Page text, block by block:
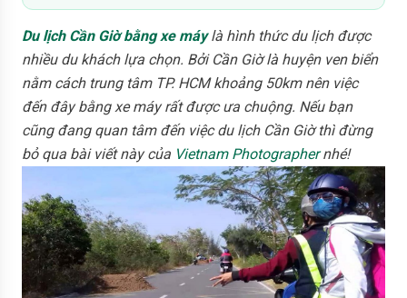
Du lịch Cần Giờ bằng xe máylà hình thức du lịch được
nhiều du khách lựa chọn. Bởi Cần Giờ là huyện ven biển
nằm cách trung tâm TP. HCM khoảng 50km nên việc
đến đây bằng xe máy rất được ưa chuộng. Nếu bạn
cũng đang quan tâm đến việc du lịch Cần Giờ thì đừng
bỏ qua bài viết này của Vietnam Photographernhé!